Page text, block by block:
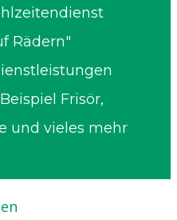
Rädern"
Frisör,
und vieles mehr